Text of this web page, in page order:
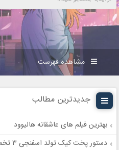
مشاهده فهرست
جدیدترین مطالب
بهترین فیلم های عاشقانه هالیوود
دستور پخت کیک تولد اسفنجی ۳ تخم مرغی